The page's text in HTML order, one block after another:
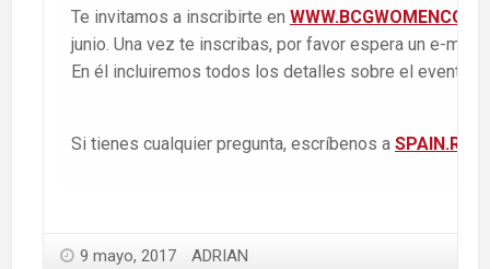
Te invitamos a inscribirte en
junio. Una vez te inscribas, por favor espera un e-mail
En él incluiremos todos los detalles sobre el evento.
Si tienes cualquier pregunta, escríbenos a
9 mayo, 2017 ADRIAN